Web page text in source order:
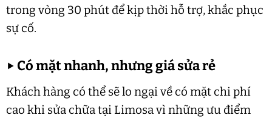
trong vòng 30 phút để kịp thời hỗ trợ, khắc phục
sự cố.
▶ Có mặt nhanh, nhưng giá sửa rẻ
Khách hàng có thể sẽ lo ngại về có mặt chi phí
cao khi sửa chữa tại Limosa vì những ưu điểm